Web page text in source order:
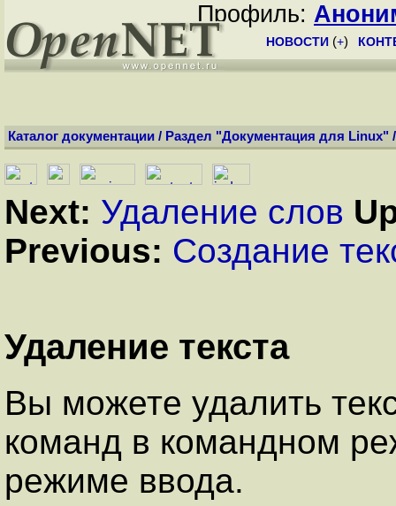
Профиль:
НОВОСТИ (+)
Каталог документации / Раздел "Документация для Linux"
Next: Удаление слов
Previous: Создание
Удаление текста
Вы можете удалить
команд в командном
режиме ввода.